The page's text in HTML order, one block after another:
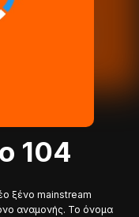
104
ξένο mainstream
αναμονής. Το όνομα